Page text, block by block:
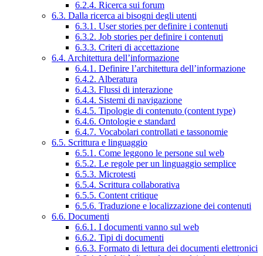
6.2.4. Ricerca sui forum
6.3. Dalla ricerca ai bisogni degli utenti
6.3.1. User stories per definire i contenuti
6.3.2. Job stories per definire i contenuti
6.3.3. Criteri di accettazione
6.4. Architettura dell’informazione
6.4.1. Definire l’architettura dell’informazione
6.4.2. Alberatura
6.4.3. Flussi di interazione
6.4.4. Sistemi di navigazione
6.4.5. Tipologie di contenuto (content type)
6.4.6. Ontologie e standard
6.4.7. Vocabolari controllati e tassonomie
6.5. Scrittura e linguaggio
6.5.1. Come leggono le persone sul web
6.5.2. Le regole per un linguaggio semplice
6.5.3. Microtesti
6.5.4. Scrittura collaborativa
6.5.5. Content critique
6.5.6. Traduzione e localizzazione dei contenuti
6.6. Documenti
6.6.1. I documenti vanno sul web
6.6.2. Tipi di documenti
6.6.3. Formato di lettura dei documenti elettronici